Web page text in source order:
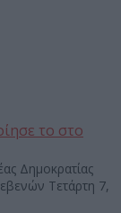
το στο
Δημοκρατίας
Τετάρτη 7,